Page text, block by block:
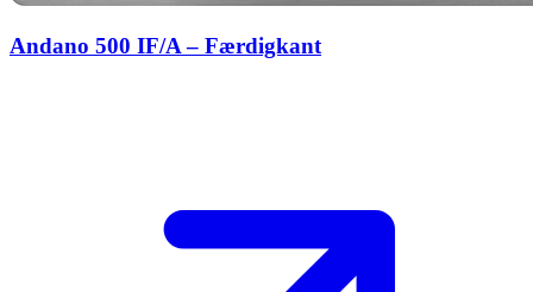
Andano 500 IF/A – Færdigkant